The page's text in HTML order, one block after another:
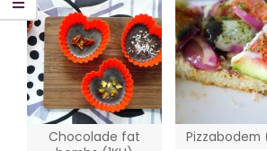
Chocolade fat
Pizzabodem